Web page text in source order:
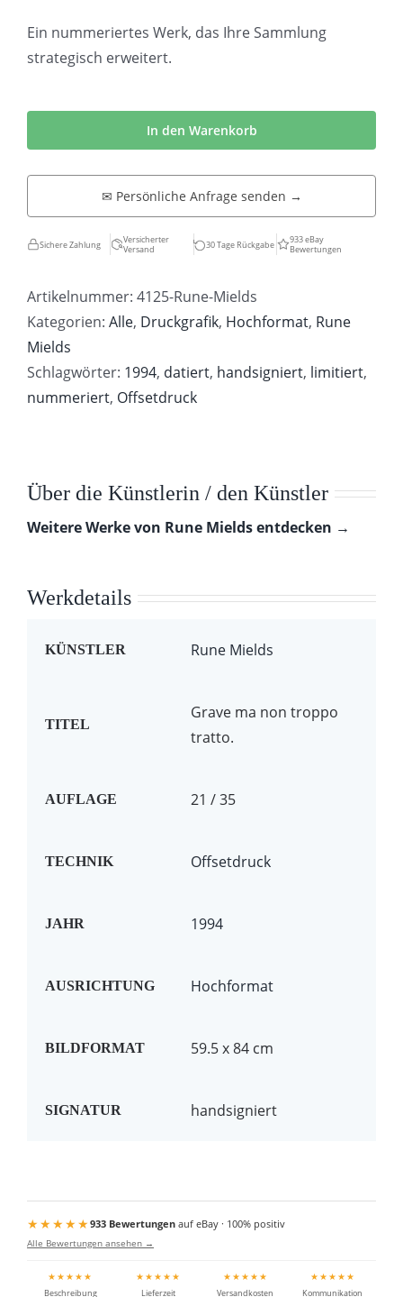
Ein nummeriertes Werk, das Ihre Sammlung
strategisch erweitert.
|
Grave
troppo
Menge
In den Warenkorb
✉ Persönliche Anfrage senden →
Sichere Zahlung
Versicherter
Versand
30 Tage Rückgabe
933 eBay
Bewertungen
Artikelnummer: 4125-Rune-Mields
Kategorien: Alle, Druckgrafik, Hochformat, Rune
Mields
Schlagwörter: 1994, datiert, handsigniert, limitiert,
nummeriert, Offsetdruck
Über die Künstlerin / den Künstler
Weitere Werke von Rune Mields entdecken →
Werkdetails
KÜNSTLER Rune Mields
TITEL
Grave ma non troppo
tratto.
AUFLAGE 21 / 35
TECHNIK Offsetdruck
JAHR 1994
AUSRICHTUNG Hochformat
BILDFORMAT 59.5 x 84 cm
SIGNATUR handsigniert
★★★★★933 Bewertungenauf eBay · 100% positiv
Alle Bewertungen ansehen →
★★★★★
Beschreibung
★★★★★
Lieferzeit
★★★★★
Versandkosten
★★★★★
Kommunikation